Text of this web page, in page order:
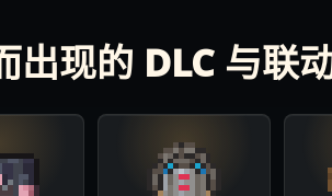
出现的 DLC 与联